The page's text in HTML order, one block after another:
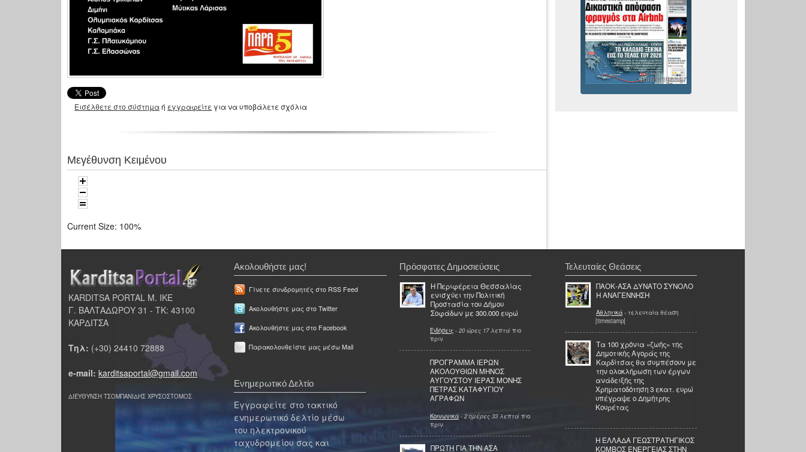
Εισέλθετε στο σύστημαή εγγραφείτε για να υποβάλετε σχόλια
Μεγέθυνση Κειμένου
Current Size: 100%
KARDITSA PORTAL Μ. ΙΚΕ
Γ. ΒΑΛΤΑΔΩΡΟΥ 31 - ΤΚ: 43100
ΚΑΡΔΙΤΣΑ
Τηλ: (+30) 24410 72888
e-mail: karditsaportal@gmail.com
ΔΙΕΥΘΥΝΣΗ ΤΣΟΜΠΑΝΙΔΗΣ ΧΡΥΣΟΣΤΟΜΟΣ
Ακολουθήστε μας!
Γίνετε συνδρομητές στο RSS Feed
Ακολουθήστε μας στο Twitter
Ακολουθήστε μας στο Facebook
Παρακολουθείστε μας μέσω Mail
Ενημερωτικό Δελτίο
Εγγραφείτε στο τακτικό
ενημερωτικό δελτίο μέσω
του ηλεκτρονικού
ταχυδρομείου σας και
Πρόσφατες Δημοσιεύσεις
Η Περιφέρεια Θεσσαλίας
ενισχύει την Πολιτική
Προστασία του Δήμου
Σοφάδων με 300.000 ευρώ
Ειδήσεις - 20 ώρες 17 λεπτά πιο
πριν
ΠΡΟΓΡΑΜΜΑ ΙΕΡΩΝ
ΑΚΟΛΟΥΘΙΩΝ ΜΗΝΟΣ
ΑΥΓΟΥΣΤΟΥ ΙΕΡΑΣ ΜΟΝΗΣ
ΠΕΤΡΑΣ ΚΑΤΑΦΥΓΙΟΥ
ΑΓΡΑΦΩΝ
Κοινωνικά - 2 ημέρες 33 λεπτά πιο
πριν
ΠΡΩΤΗ ΓΙΑ ΤΗΝ ΑΣΑ
Τελευταίες Θεάσεις
ΠΑΟΚ-ΑΣΑ ΔΥΝΑΤΟ ΣΥΝΟΛΟ
Η ΑΝΑΓΕΝΝΗΣΗ
Αθλητικά - τελευταία θέαση
[timestamp]
Τα 100 χρόνια «ζωής» της
Δημοτικής Αγοράς της
Καρδίτσας θα συμπέσουν με
την ολοκλήρωση των έργων
ανάδειξής της
Χρηματοδότηση 3 εκατ. ευρώ
υπέγραψε ο Δημήτρης
Κουρέτας
Η ΕΛΛΑΔΑ ΓΕΩΣΤΡΑΤΗΓΙΚΟΣ
ΚΟΜΒΟΣ ΕΝΕΡΓΕΙΑΣ ΣΤΗΝ